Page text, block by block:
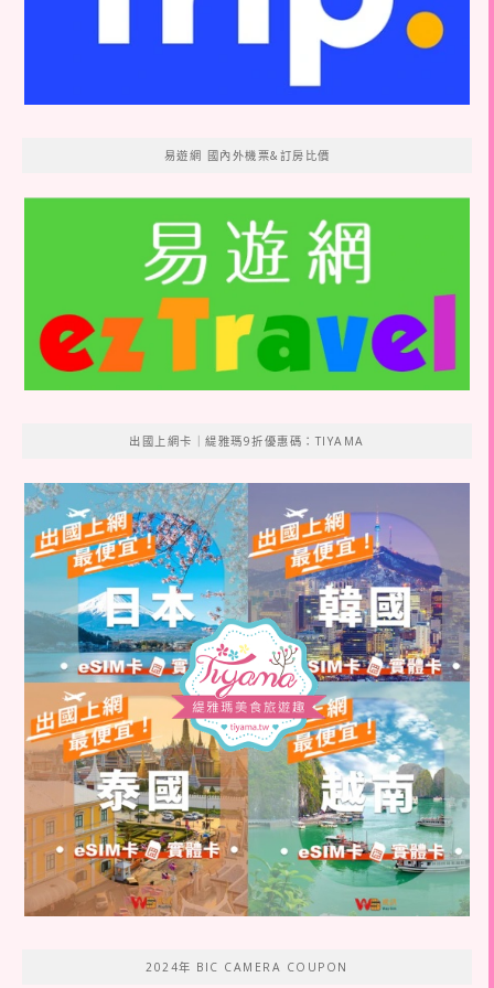
易遊網 國內外機票&訂房比價
出國上網卡｜緹雅瑪9折優惠碼：TIYAMA
2024年 BIC CAMERA COUPON